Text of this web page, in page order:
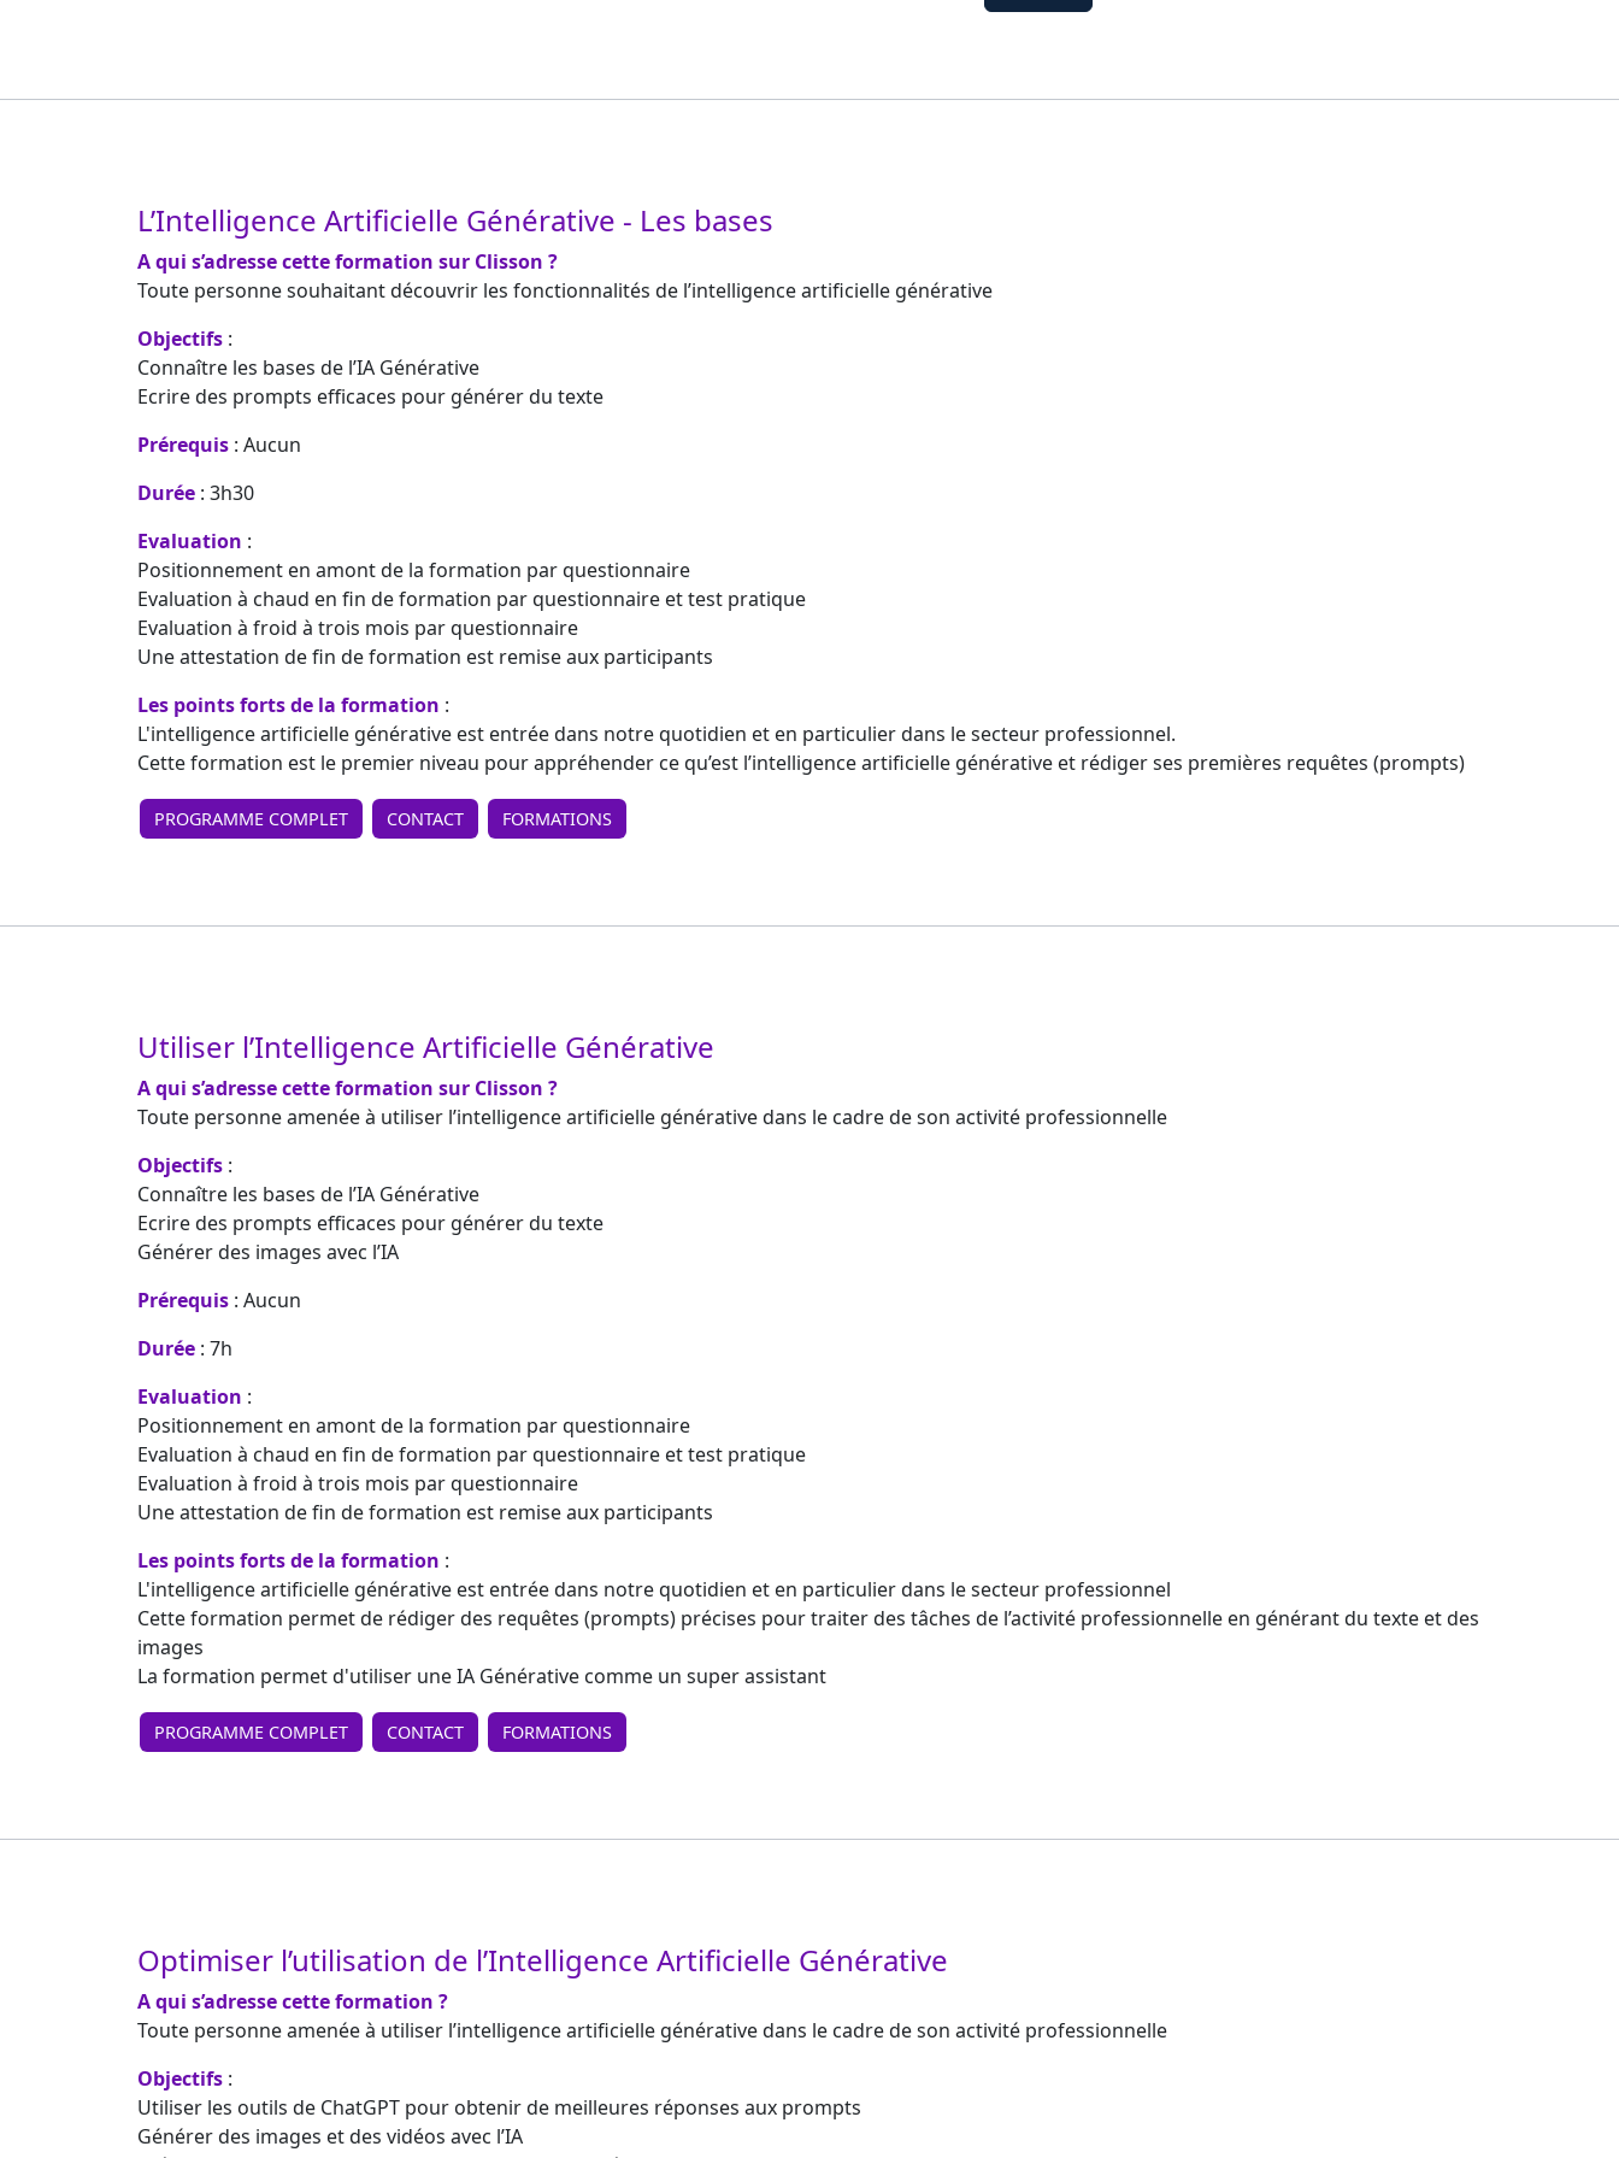
L’Intelligence Artificielle Générative - Les bases
A qui s’adresse cette formation sur Clisson ?
Toute personne souhaitant découvrir les fonctionnalités de l’intelligence artificielle générative
Objectifs :
Connaître les bases de l’IA Générative
Ecrire des prompts efficaces pour générer du texte
Prérequis : Aucun
Durée : 3h30
Evaluation :
Positionnement en amont de la formation par questionnaire
Evaluation à chaud en fin de formation par questionnaire et test pratique
Evaluation à froid à trois mois par questionnaire
Une attestation de fin de formation est remise aux participants
Les points forts de la formation :
L'intelligence artificielle générative est entrée dans notre quotidien et en particulier dans le secteur professionnel.
Cette formation est le premier niveau pour appréhender ce qu’est l’intelligence artificielle générative et rédiger ses premières requêtes (prompts)
PROGRAMME COMPLET CONTACT FORMATIONS
Utiliser l’Intelligence Artificielle Générative
A qui s’adresse cette formation sur Clisson ?
Toute personne amenée à utiliser l’intelligence artificielle générative dans le cadre de son activité professionnelle
Objectifs :
Connaître les bases de l’IA Générative
Ecrire des prompts efficaces pour générer du texte
Générer des images avec l’IA
Prérequis : Aucun
Durée : 7h
Evaluation :
Positionnement en amont de la formation par questionnaire
Evaluation à chaud en fin de formation par questionnaire et test pratique
Evaluation à froid à trois mois par questionnaire
Une attestation de fin de formation est remise aux participants
Les points forts de la formation :
L'intelligence artificielle générative est entrée dans notre quotidien et en particulier dans le secteur professionnel
Cette formation permet de rédiger des requêtes (prompts) précises pour traiter des tâches de l’activité professionnelle en générant du texte et des
images
La formation permet d'utiliser une IA Générative comme un super assistant
PROGRAMME COMPLET CONTACT FORMATIONS
Optimiser l’utilisation de l’Intelligence Artificielle Générative
A qui s’adresse cette formation ?
Toute personne amenée à utiliser l’intelligence artificielle générative dans le cadre de son activité professionnelle
Objectifs :
Utiliser les outils de ChatGPT pour obtenir de meilleures réponses aux prompts
Générer des images et des vidéos avec l’IA